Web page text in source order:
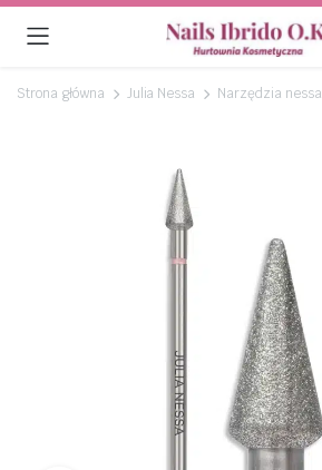
Strona główna Julia Nessa Narzędzia nessa